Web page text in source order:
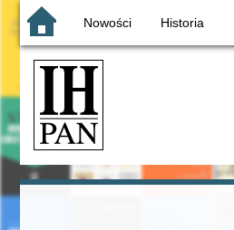
Nowości Historia